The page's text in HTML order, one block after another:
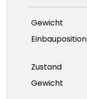
Gewicht
Einbauposition
Zustand
Gewicht